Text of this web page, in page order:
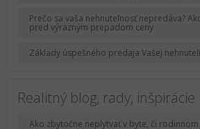
Prečo sa vaša nehnuteľnosť nepredáva?
pred výrazným prepadom ceny
Základy úspešného predaja Vašej
Realitný blog, rady, inšpirácie
Ako zbytočne neplytvať v byte, či